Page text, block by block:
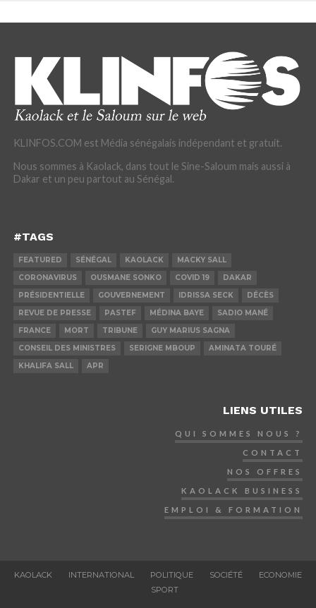
KLINFOS.COM est Média sénégalais indépendant et gratuit.
Nous sommes à Kaolack, dans tout le Sine-Saloum mais aussi à
Dakar et un peu partout au Sénégal.
#TAGS
FEATURED SÉNÉGAL KAOLACK
MACKY SALL
CORONAVIRUS
OUSMANE SONKO COVID 19
DAKAR
PRÉSIDENTIELLE
GOUVERNEMENT IDRISSA SECK
DÉCÈS
REVUE DE PRESSE
PASTEF MÉDINA BAYE
SADIO MANÉ
FRANCE
MORT TRIBUNE
GUY MARIUS SAGNA
CONSEIL DES MINISTRES
SERIGNE MBOUP
AMINATA TOURÉ
KHALIFA SALL
APR
LIENS UTILES
QUI SOMMES NOUS ?
CONTACT
NOS OFFRES
KAOLACK BUSINESS
EMPLOI & FORMATION
KAOLACK INTERNATIONAL POLITIQUE SOCIÉTÉ
ECONOMIE
SPORT